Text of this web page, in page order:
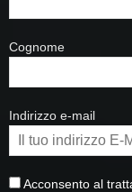
Cognome
Indirizzo e-mail
Acconsento al